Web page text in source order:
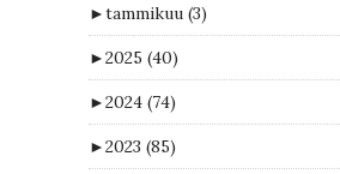
►tammikuu (3)
►2025 (40)
►2024 (74)
►2023 (85)